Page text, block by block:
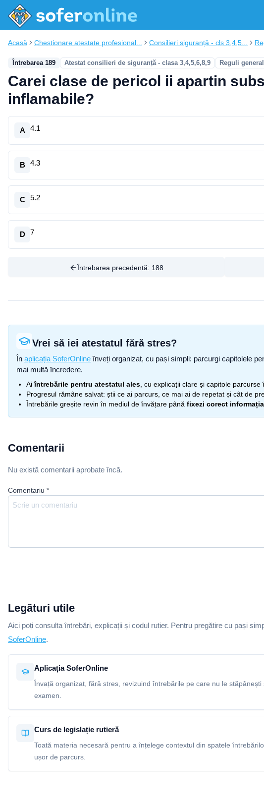
Acasă Chestionare atestate profesional... Consilieri siguranță - cls 3,4,5...
Întrebarea 189 Atestat consilieri de siguranță - clasa 3,4,5,6,8,9 Reguli
Carei clase de pericol ii apartin
inflamabile?
A 4.1
B 4.3
C 5.2
D 7
Întrebarea precedentă: 188
Vrei să iei atestatul fără stres?
În aplicația SoferOnline înveți organizat, cu pași simpli: parcurgi capitolele
mai multă încredere.
Aiîntrebările pentru atestatul ales , cu explicații clare și capitole parcurse
Progresul rămâne salvat: știi ce ai parcurs, ce mai ai de repetat și cât de
Întrebările greșite revin în mediul de învățare până fixezi corect informația
Comentarii
Nu există comentarii aprobate încă.
Comentariu *
Legături utile
Aici poți consulta întrebări, explicații și codul rutier. Pentru pregătire cu pași
SoferOnline.
Aplicația SoferOnline
Învață organizat, fără stres, revizuind întrebările pe care nu le stăpânești
examen.
Curs de legislație rutieră
Toată materia necesară pentru a înțelege contextul din spatele
ușor de parcurs.